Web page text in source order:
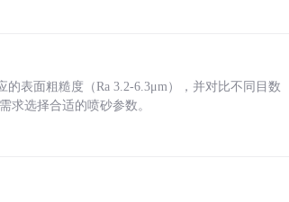
表面粗糙度（Ra 3.2-6.3μm），并对比不同目数
求选择合适的喷砂参数。